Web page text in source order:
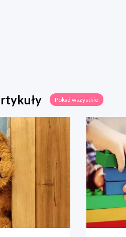
Pokaż wszystkie